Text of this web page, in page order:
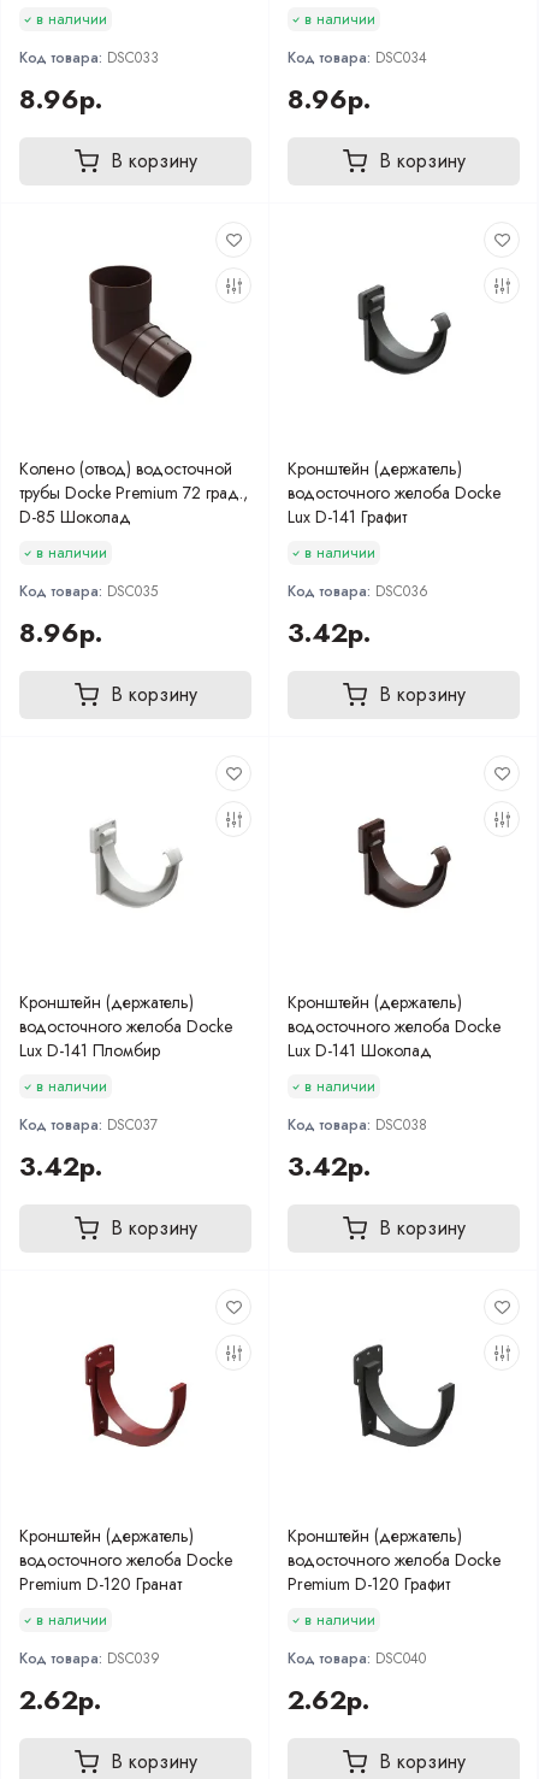
в наличии
Код товара: DSC033
8.96р.
В корзину
в наличии
Код товара: DSC034
8.96р.
В корзину
Колено (отвод) водосточной
трубы Docke Premium 72 град.,
D-85 Шоколад
в наличии
Код товара: DSC035
8.96р.
В корзину
Кронштейн (держатель)
водосточного желоба Docke
Lux D-141 Графит
в наличии
Код товара: DSC036
3.42р.
В корзину
Кронштейн (держатель)
водосточного желоба Docke
Lux D-141 Пломбир
в наличии
Код товара: DSC037
3.42р.
В корзину
Кронштейн (держатель)
водосточного желоба Docke
Lux D-141 Шоколад
в наличии
Код товара: DSC038
3.42р.
В корзину
Кронштейн (держатель)
водосточного желоба Docke
Premium D-120 Гранат
в наличии
Код товара: DSC039
2.62р.
В корзину
Кронштейн (держатель)
водосточного желоба Docke
Premium D-120 Графит
в наличии
Код товара: DSC040
2.62р.
В корзину